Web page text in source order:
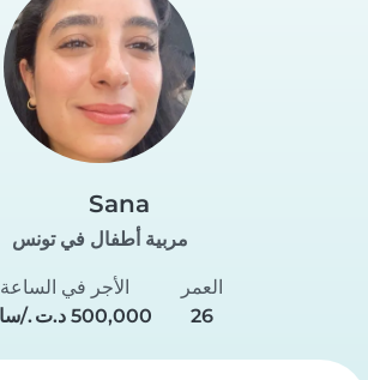
Sana
مربية أطفال في تونس
العمر
26
الأجر في الساعة